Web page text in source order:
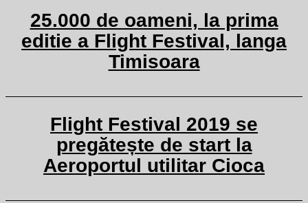
25.000 de oameni, la prima
editie a Flight Festival, langa
Timisoara
Flight Festival 2019 se
pregătește de start la
Aeroportul utilitar Cioca